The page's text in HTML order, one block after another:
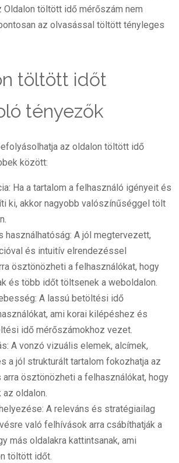
töltött idő mérőszám nem
az olvasással töltött tényleges
töltött időt
tényezők
az oldalon töltött idő
között:
Ha a tartalom a felhasználó igényeit és
ki, akkor nagyobb valószínűséggel tölt
használhatóság: A jól megtervezett,
és intuitív elrendezéssel
ösztönözheti a felhasználókat, hogy
és több időt töltsenek a weboldalon.
A lassú betöltési idő
ami korai kilépéshez és
idő mérőszámokhoz vezet.
A vonzó vizuális elemek, alcímek,
a jól strukturált tartalom fokozhatja az
ösztönözheti a felhasználókat, hogy
oldalon.
A releváns és stratégiailag
való felhívások arra csábíthatják a
más oldalakra kattintsanak, ami
töltött időt.